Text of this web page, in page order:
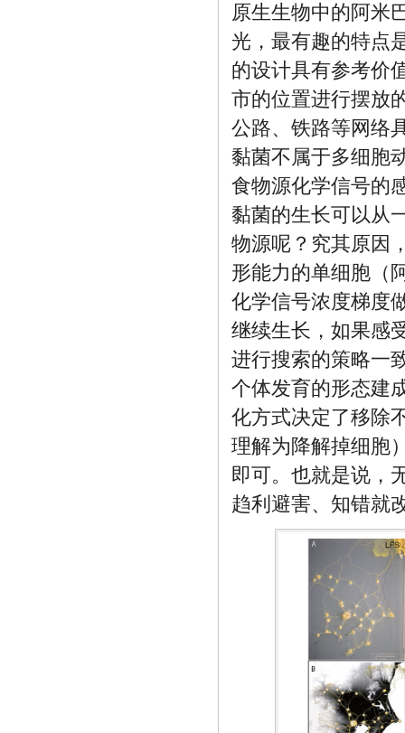
原生生物中的阿米
光，最有趣的特点
的设计具有参考价
市的位置进行摆放
公路、铁路等网络
黏菌不属于多细胞
食物源化学信号的
黏菌的生长可以从
物源呢？究其原因
形能力的单细胞（
化学信号浓度梯度
继续生长，如果感
进行搜索的策略一
个体发育的形态建
化方式决定了移除
理解为降解掉细胞
即可。也就是说，
趋利避害、知错就